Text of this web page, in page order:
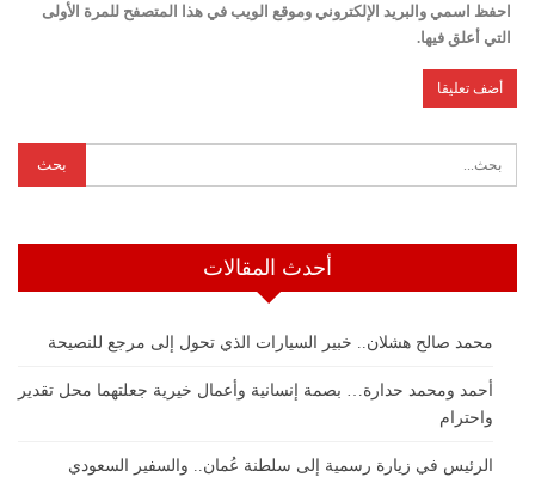
احفظ اسمي والبريد الإلكتروني وموقع الويب في هذا المتصفح للمرة الأولى
التي أعلق فيها.
أحدث المقالات
محمد صالح هشلان.. خبير السيارات الذي تحول إلى مرجع للنصيحة
أحمد ومحمد حدارة… بصمة إنسانية وأعمال خيرية جعلتهما محل تقدير
واحترام
الرئيس في زيارة رسمية إلى سلطنة عُمان.. والسفير السعودي